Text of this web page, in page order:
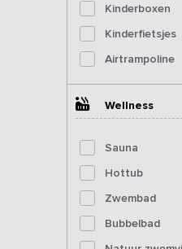
Kinderboxen
Kinderfietsjes
Airtrampoline
Wellness
Sauna
Hottub
Zwembad
Bubbelbad